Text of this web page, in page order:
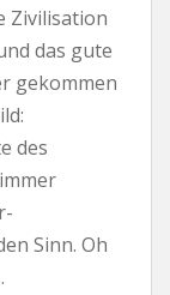
Zivilisation
das gute
gekommen
des
Sinn. Oh